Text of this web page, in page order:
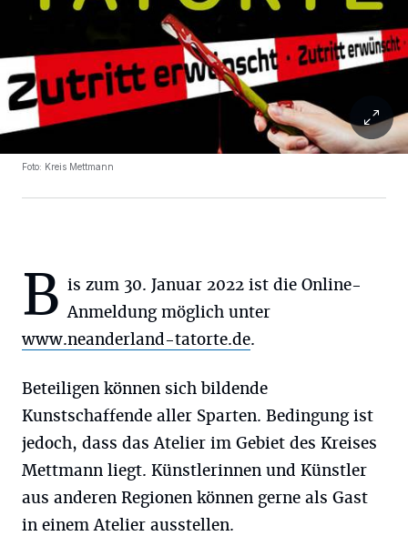
Foto: Kreis Mettmann
B is zum 30. Januar 2022 ist die Online-
Anmeldung möglich unter
www.neanderland-tatorte.de.
Beteiligen können sich bildende
Kunstschaffende aller Sparten. Bedingung ist
jedoch, dass das Atelier im Gebiet des Kreises
Mettmann liegt. Künstlerinnen und Künstler
aus anderen Regionen können gerne als Gast
in einem Atelier ausstellen.